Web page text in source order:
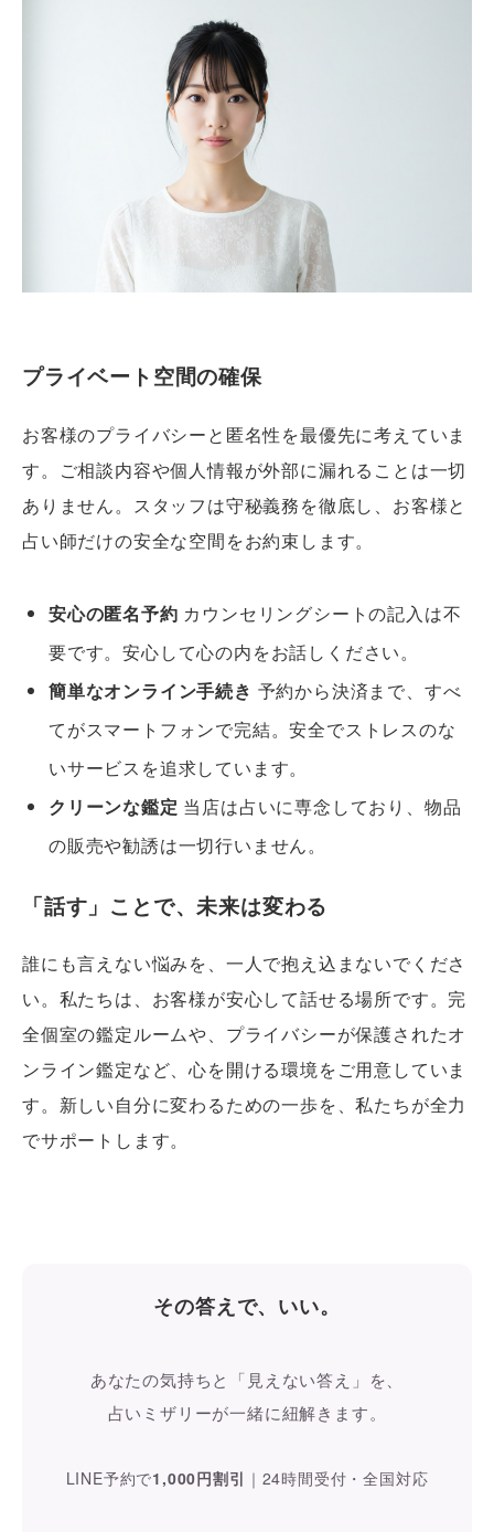
プライベート空間の確保
お客様のプライバシーと匿名性を最優先に考えていま
す。ご相談内容や個人情報が外部に漏れることは一切
ありません。スタッフは守秘義務を徹底し、お客様と
占い師だけの安全な空間をお約束します。
安心の匿名予約 カウンセリングシートの記入は不
要です。安心して心の内をお話しください。
簡単なオンライン手続き 予約から決済まで、すべ
てがスマートフォンで完結。安全でストレスのな
いサービスを追求しています。
クリーンな鑑定 当店は占いに専念しており、物品
の販売や勧誘は一切行いません。
「話す」ことで、未来は変わる
誰にも言えない悩みを、一人で抱え込まないでくださ
い。私たちは、お客様が安心して話せる場所です。完
全個室の鑑定ルームや、プライバシーが保護されたオ
ンライン鑑定など、心を開ける環境をご用意していま
す。新しい自分に変わるための一歩を、私たちが全力
でサポートします。
その答えで、いい。
あなたの気持ちと「見えない答え」を、
占いミザリーが一緒に紐解きます。
LINE予約で1,000円割引 ｜ 24時間受付・全国対応